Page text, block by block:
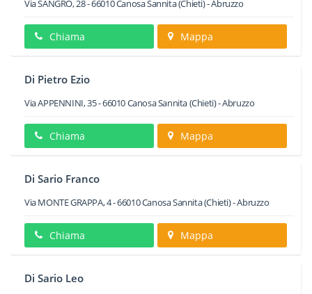
Via SANGRO, 28-66010Canosa Sannita(Chieti) -Abruzzo
Chiama Mappa
Di Pietro Ezio
Via APPENNINI, 35-66010Canosa Sannita(Chieti) -Abruzzo
Chiama Mappa
Di Sario Franco
Via MONTE GRAPPA, 4-66010Canosa Sannita(Chieti) -Abruzzo
Chiama Mappa
Di Sario Leo